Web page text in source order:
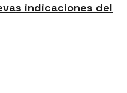
indicaciones del